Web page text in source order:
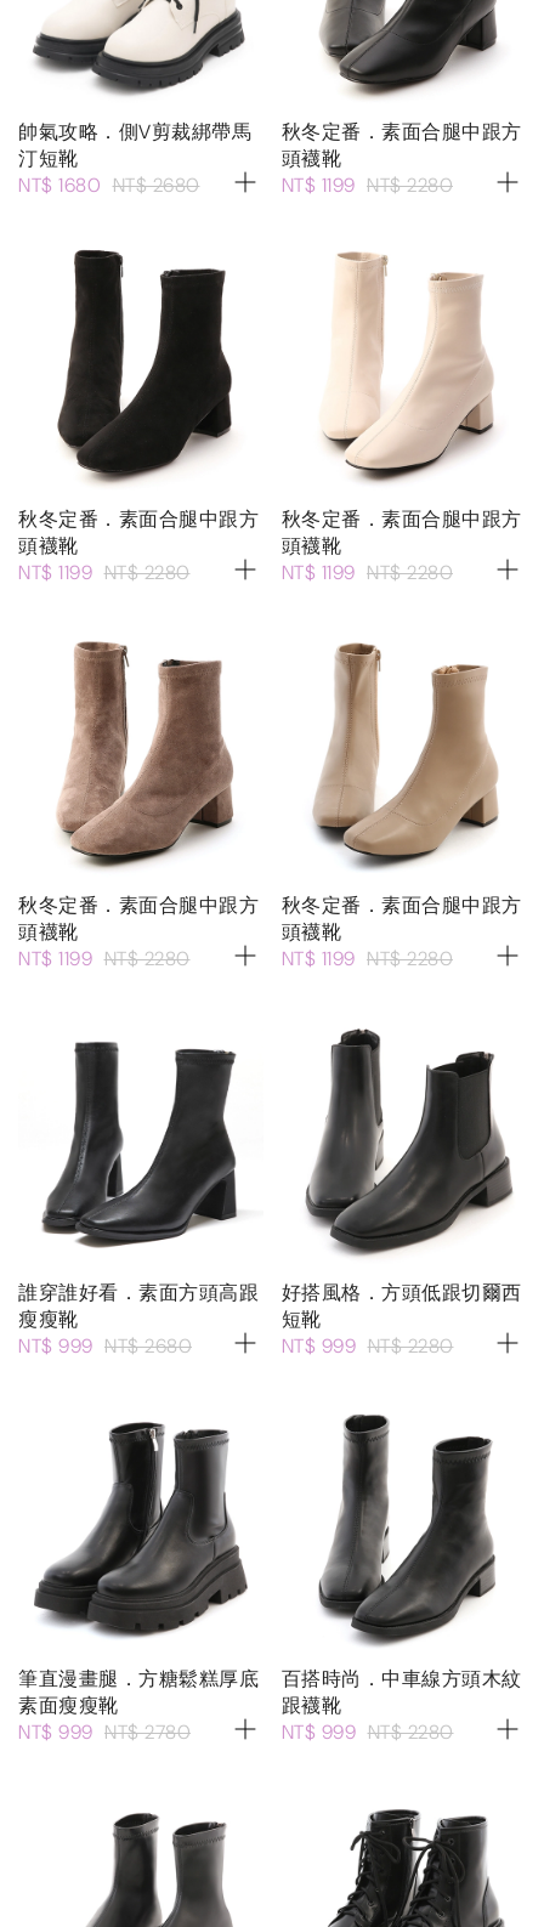
帥氣攻略．側V剪裁綁帶馬
汀短靴
NT$ 1680 NT$ 2680
秋冬定番．素面合腿中跟方
頭襪靴
NT$ 1199 NT$ 2280
秋冬定番．素面合腿中跟方
頭襪靴
NT$ 1199 NT$ 2280
秋冬定番．素面合腿中跟方
頭襪靴
NT$ 1199 NT$ 2280
秋冬定番．素面合腿中跟方
頭襪靴
NT$ 1199 NT$ 2280
秋冬定番．素面合腿中跟方
頭襪靴
NT$ 1199 NT$ 2280
誰穿誰好看．素面方頭高跟
瘦瘦靴
NT$ 999 NT$ 2680
好搭風格．方頭低跟切爾西
短靴
NT$ 999 NT$ 2280
筆直漫畫腿．方糖鬆糕厚底
素面瘦瘦靴
NT$ 999 NT$ 2780
百搭時尚．中車線方頭木紋
跟襪靴
NT$ 999 NT$ 2280